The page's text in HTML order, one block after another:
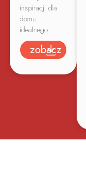
inspiracji dla
domu
idealnego.
zobacz